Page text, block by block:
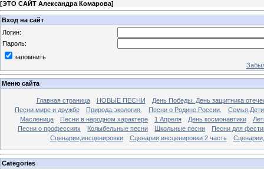
[ЭТО САЙТ Александра Комарова]
Вход на сайт
Логин:
Пароль:
запомнить
Меню сайта
Главная страница НОВЫЕ ПЕСНИ
День Победы. День защитника
Песни мире и дружбе
Природа,экология. Песни о Родине.России.
Масленица
Песни в народном характере 1 Апреля День космонавтики
Песни о профессиях
Колыбельные песни Школьные песни
Песни для
Сценарии,инсценировки
Сценарии,инсценировки 2 часть
Categories